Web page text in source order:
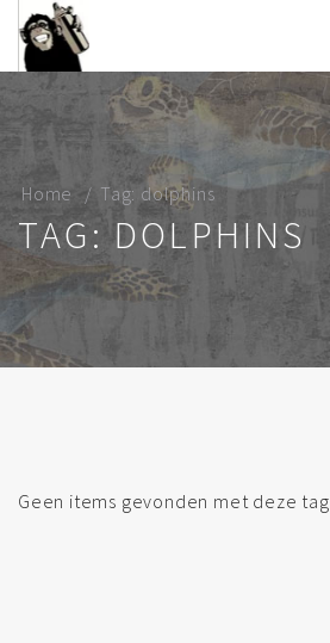
Home Tag: dolphins
TAG: DOLPHINS
Geen items gevonden met deze tag